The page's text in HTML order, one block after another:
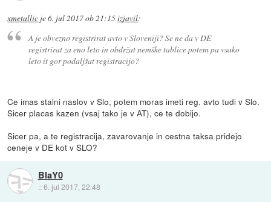
xmetallic je6. jul 2017 ob 21:15izjavil:
A je obvezno registrirat avto v Sloveniji? Se ne da v DE
registrirat za eno leto in obdržat nemške tablice potem pa vsako
leto it gor podaljšat registracijo?
Ce imas stalni naslov v Slo, potem moras imeti reg. avto tudi v Slo.
Sicer placas kazen (vsaj tako je v AT), ce te dobijo.
Sicer pa, a te registracija, zavarovanje in cestna taksa pridejo
ceneje v DE kot v SLO?
BlaY0
::6. jul 2017, 22:48